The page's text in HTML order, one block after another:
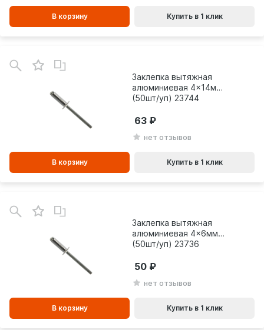
В корзину Купить в 1 клик
Заклепка вытяжная
алюминиевая 4x14мм
(50шт/уп) 23744
нет отзывов
63
В корзину Купить в 1 клик
Заклепка вытяжная
алюминиевая 4x6мм
(50шт/уп) 23736
нет отзывов
50
В корзину Купить в 1 клик